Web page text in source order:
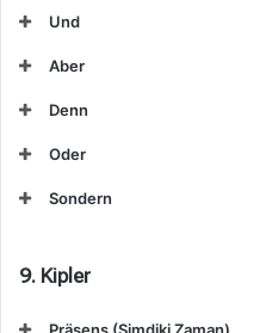
Und
Aber
Denn
Oder
Sondern
9. Kipler